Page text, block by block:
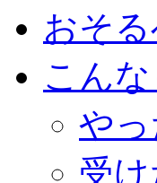
おそる
こん
やっ
受